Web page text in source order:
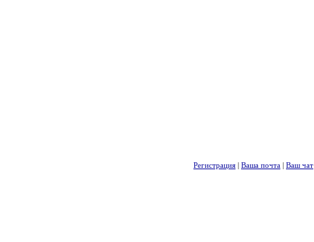
Регистрация | Ваша почта | Ваш чат